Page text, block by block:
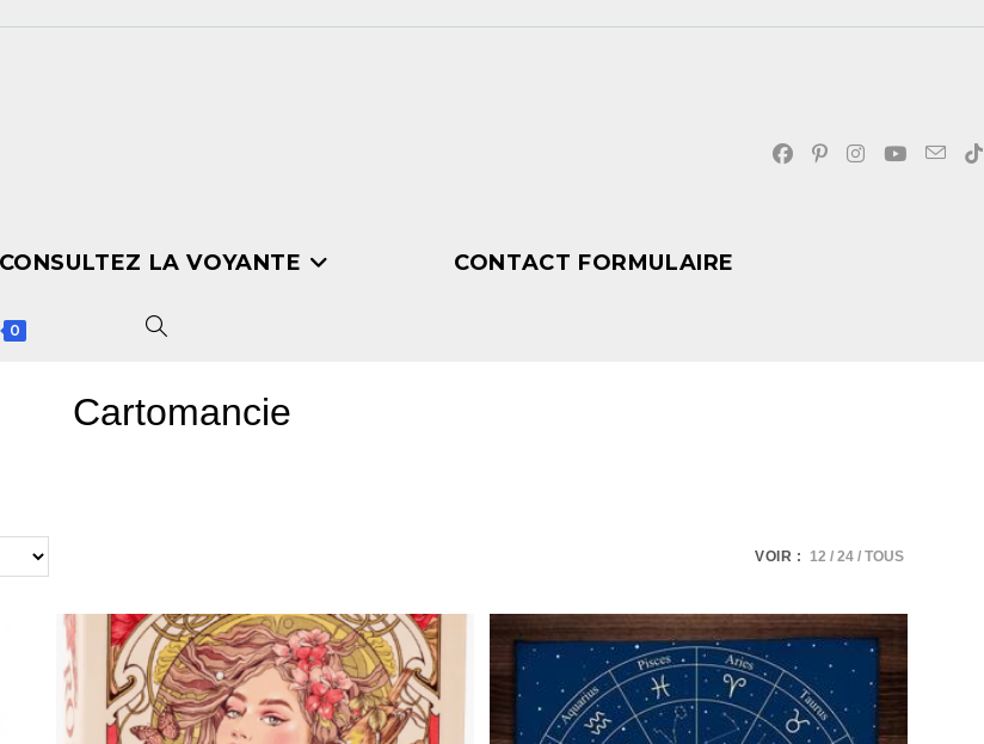
CONSULTEZ LA VOYANTE CONTACT FORMULAIRE
0
Cartomancie
VOIR : 12 24 TOUS